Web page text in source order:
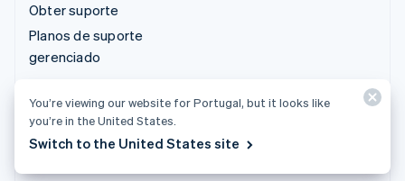
Obter suporte
Planos de suporte
gerenciado
© 2026 Stripe, LLC
You’re viewing our website for Portugal, but it looks like
you’re in the United States.
Switch to the United States site